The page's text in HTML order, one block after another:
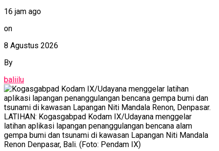
16 jam ago
on
8 Agustus 2026
By
baliilu
LATIHAN: Kogasgabpad Kodam IX/Udayana menggelar
latihan aplikasi lapangan penanggulangan bencana alam
gempa bumi dan tsunami di kawasan Lapangan Niti Mandala
Renon Denpasar, Bali. (Foto: Pendam IX)